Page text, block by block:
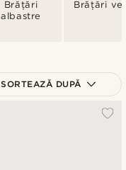
Brățări
albastre
Brățări
SORTEAZĂ DUPĂ